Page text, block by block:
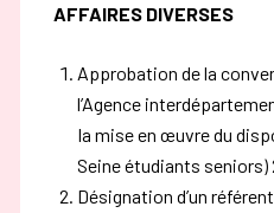
AFFAIRES DIVERSES
Approbation de la
l’Agence
Ia mise en œuvre du
Seine étudiants seniors)
Désignation d’un